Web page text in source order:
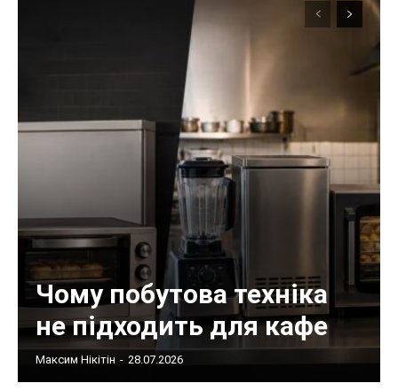
Чому побутова техніка
не підходить для кафе
Максим Нікітін - 28.07.2026